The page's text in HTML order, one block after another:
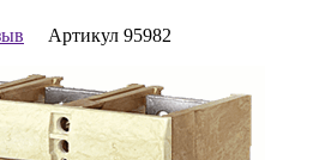
Артикул 95982